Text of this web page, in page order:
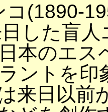
コ(1890-
した盲
本のエス
ントを印
来日以前